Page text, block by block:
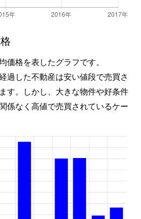
価格を表したグラフです。
過した不動産は安い値段で売買さ
す。しかし、大きな物件や好条件
係なく高値で売買されているケー